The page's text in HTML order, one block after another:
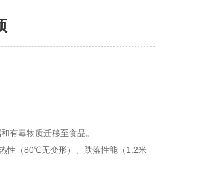
有毒物质迁移至食品。
性（80℃无变形）、跌落性能（1.2米